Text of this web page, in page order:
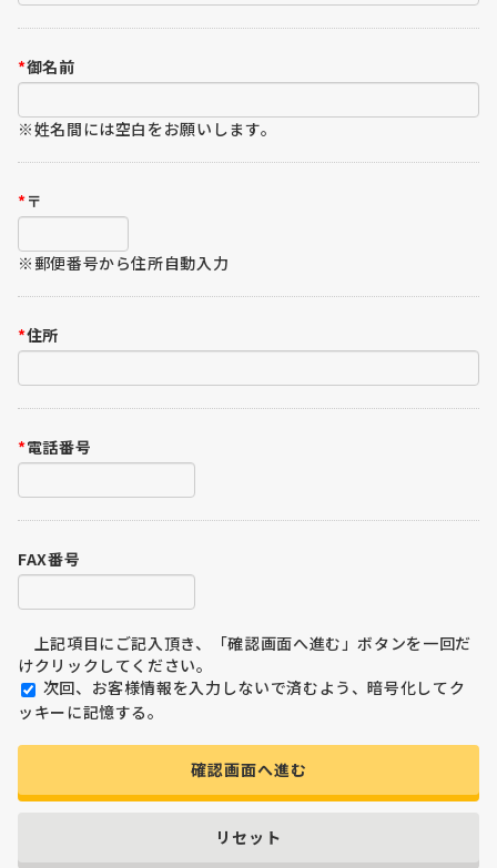
*御名前
※姓名間には空白をお願いします。
*〒
※郵便番号から住所自動入力
*住所
*電話番号
FAX番号
上記項目にご記入頂き、「確認画面へ進む」ボタンを一回だ
けクリックしてください。
ッキーに記憶する。
確認画面へ進む
リセット